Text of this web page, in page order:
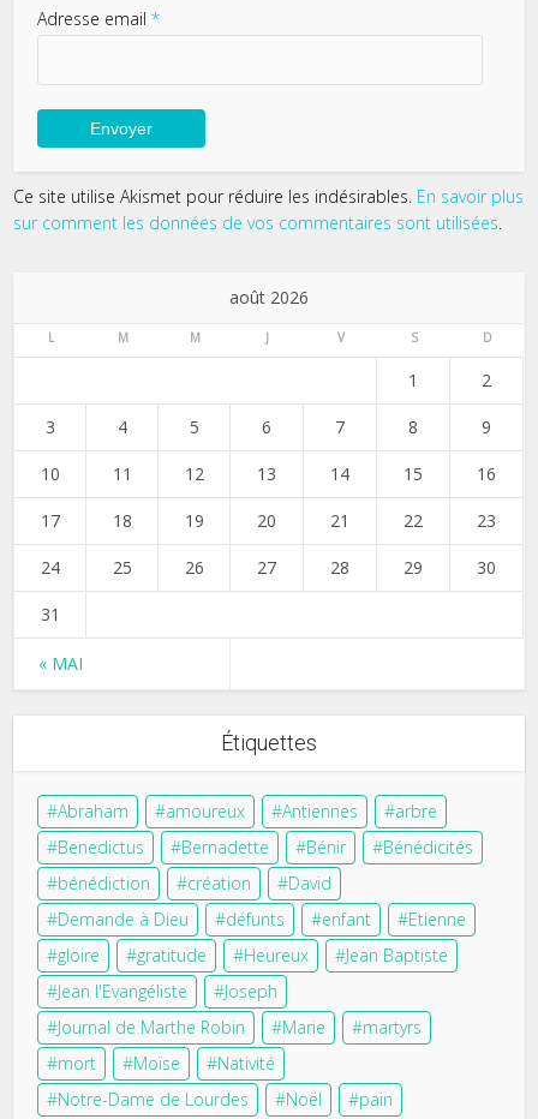
Adresse email *
Ce site utilise Akismet pour réduire les indésirables. En savoir plus
sur comment les données de vos commentaires sont utilisées
août 2026
L M M J V S D
« MAI
1 2
3 4 5 6 7 8 9
10 11 12 13 14 15 16
17 18 19 20 21 22 23
24 25 26 27 28 29 30
31
Étiquettes
Abraham amoureux Antiennes
arbre
Benedictus
Bernadette Bénir
Bénédicités
bénédiction
création
David
Demande à Dieu
défunts enfant
Etienne
gloire
gratitude Heureux
Jean Baptiste
Jean l'Evangéliste
Joseph
Journal de Marthe Robin
Marie
martyrs
mort
Moïse
Nativité
Notre-Dame de Lourdes
Noël pain